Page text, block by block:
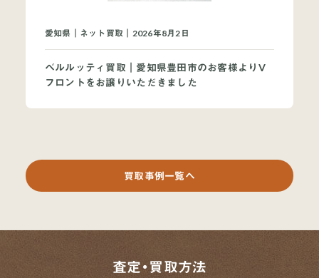
愛知県｜ネット買取｜2026年8月2日
ベルルッティ買取｜愛知県豊田市のお客様よりV
フロントをお譲りいただきました
買取事例一覧へ
査定・買取方法